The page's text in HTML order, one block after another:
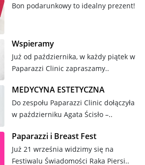
Bon podarunkowy to idealny prezent!
Wspieramy
Już od października, w każdy piątek w
Paparazzi Clinic zapraszamy..
MEDYCYNA ESTETYCZNA
Do zespołu Paparazzi Clinic dołączyła
w październiku Agata Ścisło –..
Paparazzi i Breast Fest
Już 21 września widzimy się na
Festiwalu Świadomości Raka Piersi..